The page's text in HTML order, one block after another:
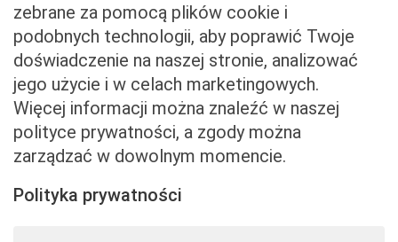
Właściciel serwisu
Baveno Sp. z o. o.
Czerniakowska 71/408a
00-715 Warszawa
NIP: 5273093569
KRS: 0001081683
zebrane za pomocą plików cookie i
podobnych technologii, aby poprawić Twoje
doświadczenie na naszej stronie, analizować
jego użycie i w celach marketingowych.
Więcej informacji można znaleźć w naszej
polityce prywatności, a zgody można
zarządzać w dowolnym momencie.
Polityka prywatności